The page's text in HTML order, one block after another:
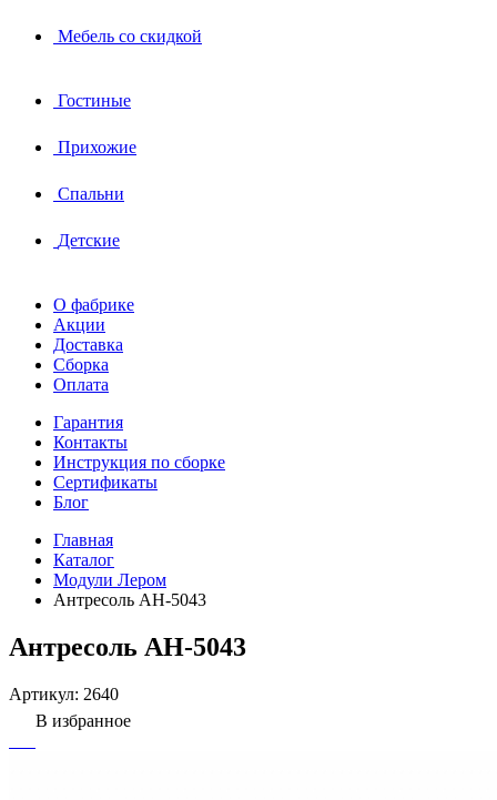
Мебель со скидкой
Гостиные
Прихожие
Спальни
Детские
О фабрике
Акции
Доставка
Сборка
Оплата
Гарантия
Контакты
Инструкция по сборке
Сертификаты
Блог
Главная
Каталог
Модули Лером
Антресоль АН-5043
Антресоль АН-5043
Артикул: 2640
В избранное